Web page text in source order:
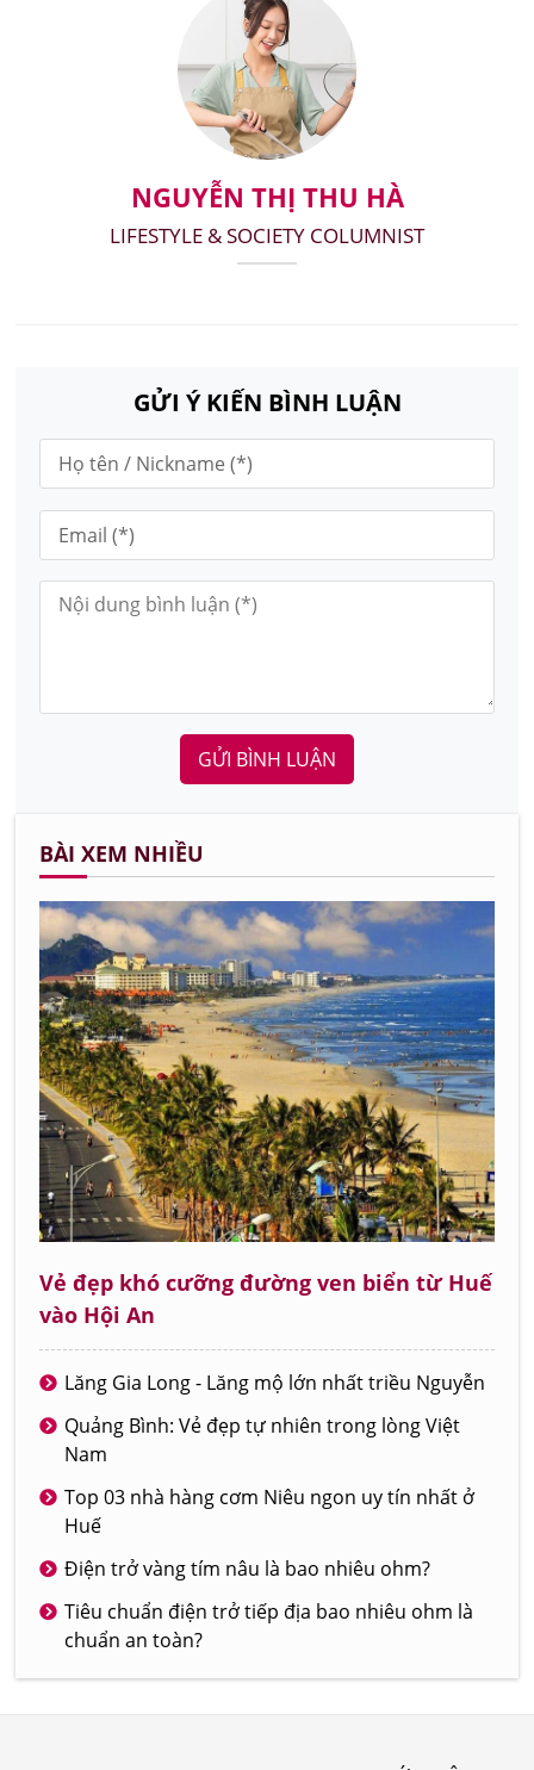
NGUYỄN THỊ THU HÀ
LIFESTYLE & SOCIETY COLUMNIST
GỬI Ý KIẾN BÌNH LUẬN
GỬI BÌNH LUẬN
BÀI XEM NHIỀU
Vẻ đẹp khó cưỡng đường ven biển từ Huế
vào Hội An
Lăng Gia Long - Lăng mộ lớn nhất triều Nguyễn
Quảng Bình: Vẻ đẹp tự nhiên trong lòng Việt
Nam
Top 03 nhà hàng cơm Niêu ngon uy tín nhất ở
Huế
Điện trở vàng tím nâu là bao nhiêu ohm?
Tiêu chuẩn điện trở tiếp địa bao nhiêu ohm là
chuẩn an toàn?